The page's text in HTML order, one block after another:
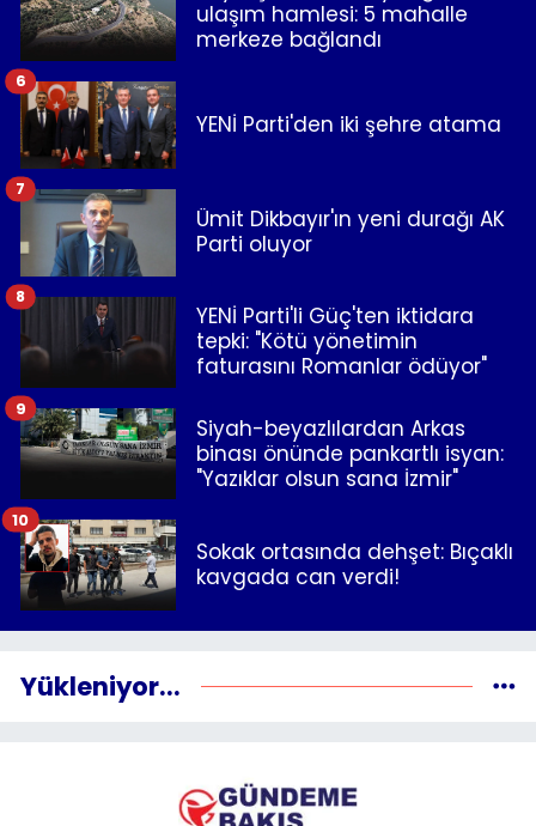
ulaşım hamlesi: 5 mahalle
merkeze bağlandı
YENİ Parti'den iki şehre atama
6
Ümit Dikbayır'ın yeni durağı AK
Parti oluyor
7
YENİ Parti'li Güç'ten iktidara
tepki: "Kötü yönetimin
faturasını Romanlar ödüyor"
8
Siyah-beyazlılardan Arkas
binası önünde pankartlı isyan:
"Yazıklar olsun sana İzmir"
9
Sokak ortasında dehşet: Bıçaklı
kavgada can verdi!
10
Yükleniyor...